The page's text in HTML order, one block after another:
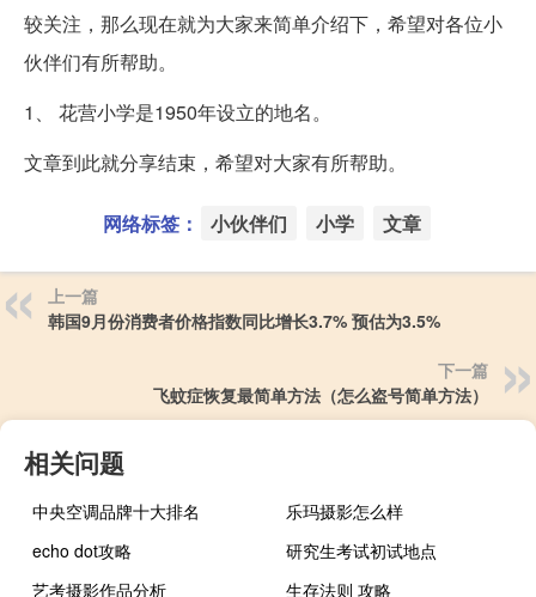
较关注，那么现在就为大家来简单介绍下，希望对各位小
伙伴们有所帮助。
1、 花营小学是1950年设立的地名。
文章到此就分享结束，希望对大家有所帮助。
网络标签： 小伙伴们 小学 文章
上一篇
韩国9月份消费者价格指数同比增长3.7% 预估为3.5%
下一篇
飞蚊症恢复最简单方法（怎么盗号简单方法）
相关问题
中央空调品牌十大排名
乐玛摄影怎么样
echo dot攻略
研究生考试初试地点
艺考摄影作品分析
生存法则 攻略